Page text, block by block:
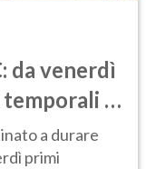
da venerdì
e
a durare
primi